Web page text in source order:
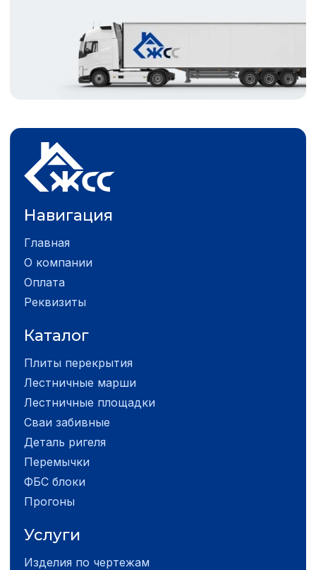
Навигация
Главная
О компании
Оплата
Реквизиты
Каталог
Плиты перекрытия
Лестничные марши
Лестничные площадки
Сваи забивные
Деталь ригеля
Перемычки
ФБС блоки
Прогоны
Услуги
Изделия по чертежам